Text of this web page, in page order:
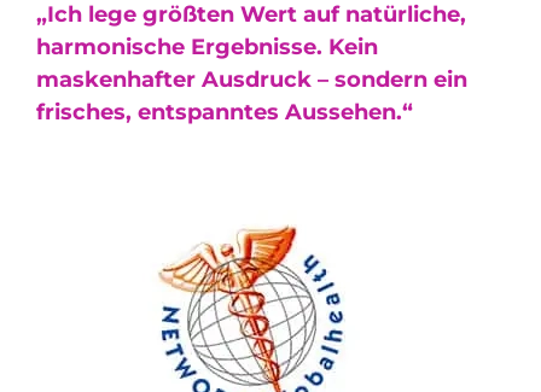
„Ich lege größten Wert auf natürliche,
harmonische Ergebnisse. Kein
maskenhafter Ausdruck – sondern ein
frisches, entspanntes Aussehen.“